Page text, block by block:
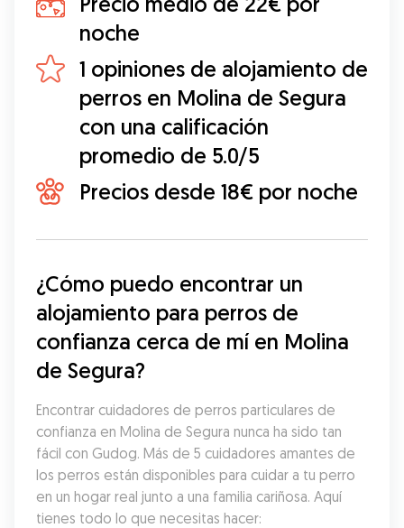
noche
1 opiniones de alojamiento de
perros en Molina de Segura
con una calificación
promedio de 5.0/5
Precios desde 18€ por noche
¿Cómo puedo encontrar un
alojamiento para perros de
confianza cerca de mí en Molina
de Segura?
Encontrar cuidadores de perros particulares de
confianza en Molina de Segura nunca ha sido tan
fácil con Gudog. Más de 5 cuidadores amantes de
los perros están disponibles para cuidar a tu perro
en un hogar real junto a una familia cariñosa. Aquí
tienes todo lo que necesitas hacer: